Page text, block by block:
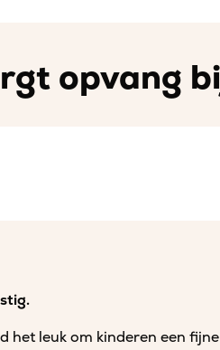
opvang
het leuk om kinderen een